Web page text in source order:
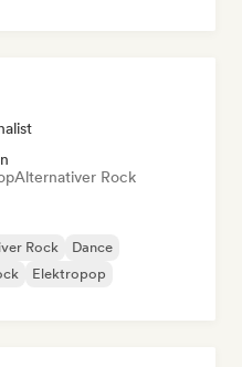
Alternativer Rock
Rock
Dance
Elektropop